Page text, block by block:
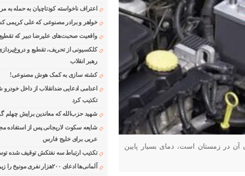
در زمستان است، دمای بسیار پایین
اعتراف ناخواسته کودتاچیان به حمله به
خواهر و برادر مصنوعی که علی کریمی
واقعیت صحبت‌های علیرضا دبیر که
کلکسیونی از تحریف، تقطیع و
رهبر انقلاب
کشته سازی به کمک هوش مصنوعی!
اعدامی ادعایی ضدانقلاب از داخل خودرو
تکذیب کرد
شهید حزب‌الله که معاندین برایش چهلم
شایعه سکوت لاریجانی پس از استفاده
عربی برای خلیج فارس
تکذیب ارتباط سه نفتکش توقیف شده
آلمانی‌ها ادعای ۲۰۰هزار نفری مونیخ را زیر سوال بردند